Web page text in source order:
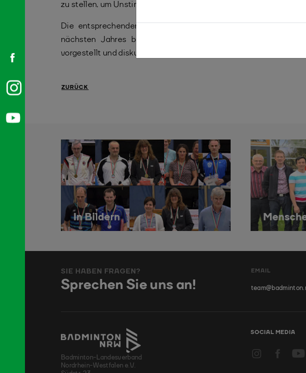
zu stellen, um Unstimmigkeiten des Beschlusses zu bereinigen.
Die entsprechenden Änderungen in der Spielordnung von
nächsten Jahres bei den Bezirks(-jugend)tagen, also
vorgestellt und diskutiert werden. (ABE)
ZURÜCK
SIE HABEN FRAGEN?
Sprechen Sie uns an!
EMAIL
Badminton-Landesverband
Nordrhein-Westfalen e.V.
SOCIAL MEDIA